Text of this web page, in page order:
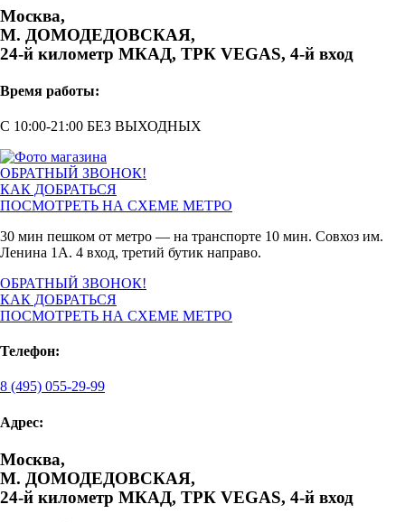
Москва,
М. ДОМОДЕДОВСКАЯ,
24-й километр МКАД, ТРК VEGAS, 4-й вход
Время работы:
С 10:00-21:00 БЕЗ ВЫХОДНЫХ
ОБРАТНЫЙ ЗВОНОК!
КАК ДОБРАТЬСЯ
ПОСМОТРЕТЬ НА СХЕМЕ МЕТРО
30 мин пешком от метро — на транспорте 10 мин. Совхоз им.
Ленина 1А. 4 вход, третий бутик направо.
ОБРАТНЫЙ ЗВОНОК!
КАК ДОБРАТЬСЯ
ПОСМОТРЕТЬ НА СХЕМЕ МЕТРО
Телефон:
8 (495) 055-29-99
Адрес:
Москва,
М. ДОМОДЕДОВСКАЯ,
24-й километр МКАД, ТРК VEGAS, 4-й вход